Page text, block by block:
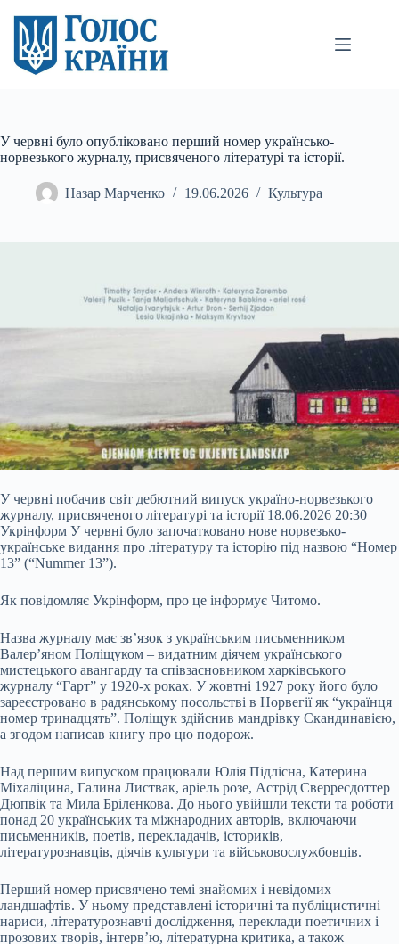
вмісту
У червні було опубліковано перший номер українсько-
норвезького журналу, присвяченого літературі та історії.
Назар Марченко 19.06.2026 Культура
У червні побачив світ дебютний випуск україно-норвезького
журналу, присвяченого літературі та історії 18.06.2026 20:30
Укрінформ У червні було започатковано нове норвезько-
українське видання про літературу та історію під назвою “Номер
13” (“Nummer 13”).
Як повідомляє Укрінформ, про це інформує Читомо.
Назва журналу має зв’язок з українським письменником
Валер’яном Поліщуком – видатним діячем українського
мистецького авангарду та співзасновником харківського
журналу “Гарт” у 1920-х роках. Ужовтні 1927 року його було
зареєстровано в радянському посольстві в Норвегії як “українця
номер тринадцять”. Поліщук здійснив мандрівку Скандинавією,
а згодом написав книгу про цю подорож.
Над першим випуском працювали Юлія Підлісна, Катерина
Міхаліцина, Галина Листвак, аріель розе, Астрід Сверресдоттер
Дюпвік та Мила Бріленкова. До нього увійшли тексти та роботи
понад 20 українських та міжнародних авторів, включаючи
письменників, поетів, перекладачів, істориків,
літературознавців, діячів культури та військовослужбовців.
Перший номер присвячено темі знайомих і невідомих
ландшафтів. У ньому представлені історичні та публіцистичні
нариси, літературознавчі дослідження, переклади поетичних і
прозових творів, інтерв’ю, літературна критика, а також